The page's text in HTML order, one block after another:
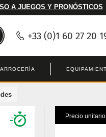
A JUEGOS Y PRONÓSTICOS
+33 (0)1 60 27 20
Precio